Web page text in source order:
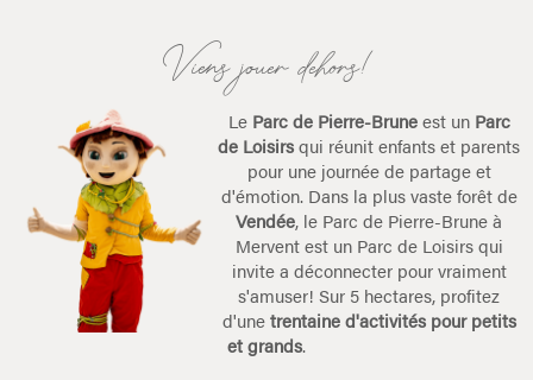
Viens jouer dehors!
Le Parc de Pierre-Bruneest un Parc
de Loisirsqui réunit enfants et parents
pour une journée de partage et
d'émotion. Dans la plus vaste forêt de
Vendée, le Parc de Pierre-Brune à
Mervent est un Parc de Loisirs qui
invite a déconnecter pour vraiment
s'amuser! Sur 5 hectares, profitez
d'unetrentaine d'activités pour petits
et grands.